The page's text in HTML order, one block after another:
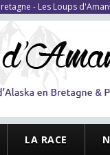
- Les Loups
LA RACE